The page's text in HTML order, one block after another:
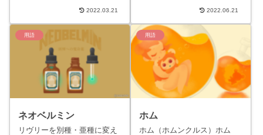
性があります。モンスターに
ついて モンスターは虫（クモ
や...
2022.03.21
す。プラステリン使用前も使
用後もリヴリー種は変化せず
で亜種と...
2022.06.21
用語
ネオベルミン
リヴリーを別種・亜種に変え
用語
ホム
ホム（ホムンクルス）ホム